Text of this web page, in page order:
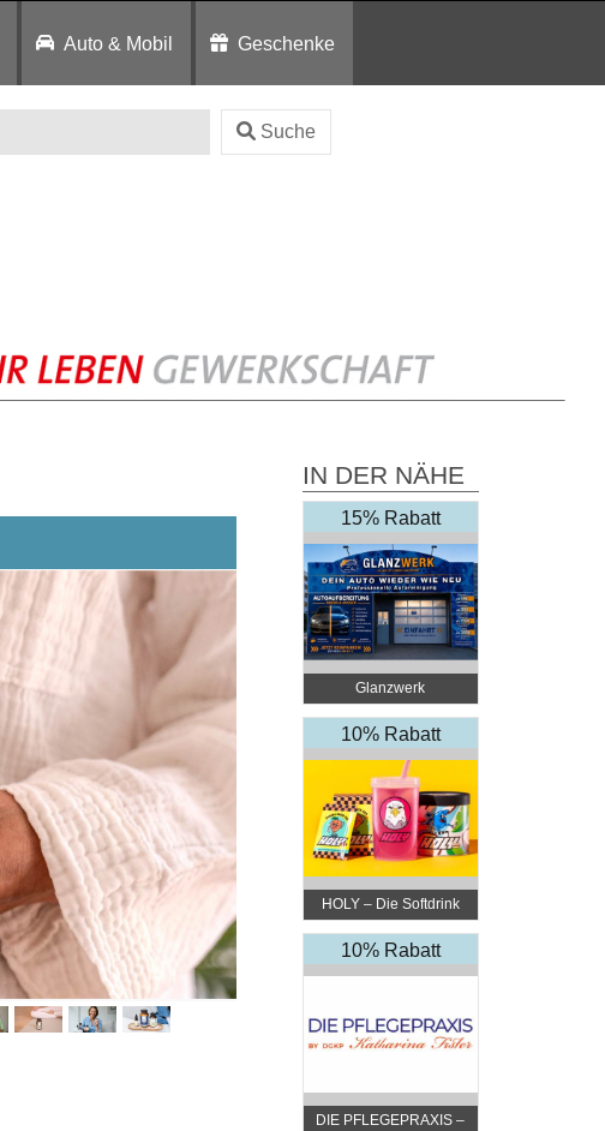
Auto & Mobil Geschenke
Suche
IN DER NÄHE
15% Rabatt
Glanzwerk
Autoreinigung
10% Rabatt
HOLY – Die Softdrink
Revolution
10% Rabatt
DIE PFLEGEPRAXIS –